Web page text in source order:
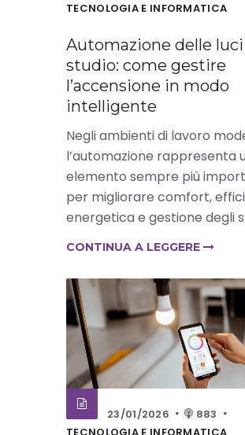
TECNOLOGIA E INFORMATICA
Automazione delle
studio: come gestire
l’accensione in modo
intelligente
Negli ambienti di lavoro
l’automazione rappresenta
elemento sempre più
per migliorare comfort,
energetica e gestione degli
CONTINUA A LEGGERE
23/01/2026
883